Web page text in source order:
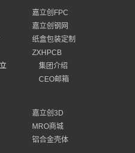
嘉立创FPC
嘉立创钢网
纸盒包装定制
ZXHPCB
集团介绍
CEO邮箱
嘉立创3D
MRO商城
铝合金壳体